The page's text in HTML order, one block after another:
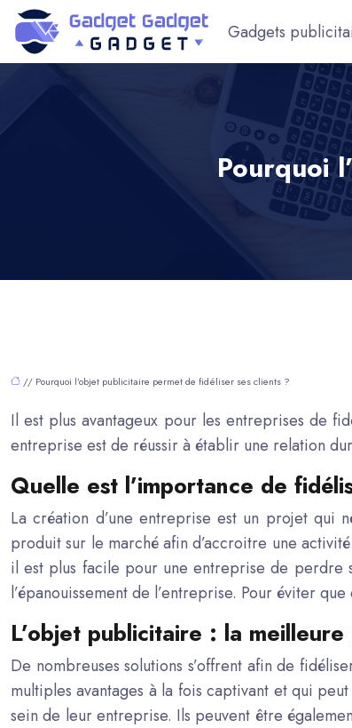
Gadgets
Pourquoi
// Pourquoi l’objet publicitaire permet de fidéliser ses clients ?
Il est plus avantageux pour les entreprises de
entreprise est de réussir à établir une relation
Quelle est l’importance de
La création d’une entreprise est un projet qui
produit sur le marché afin d’accroitre une
il est plus facile pour une entreprise de perdre
l’épanouissement de l’entreprise. Pour éviter
L’objet publicitaire : la
De nombreuses solutions s’offrent afin de
multiples avantages à la fois captivant et qui
sein de leur entreprise. Ils peuvent être